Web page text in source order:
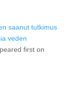
saanut tutkimus
veden
first on